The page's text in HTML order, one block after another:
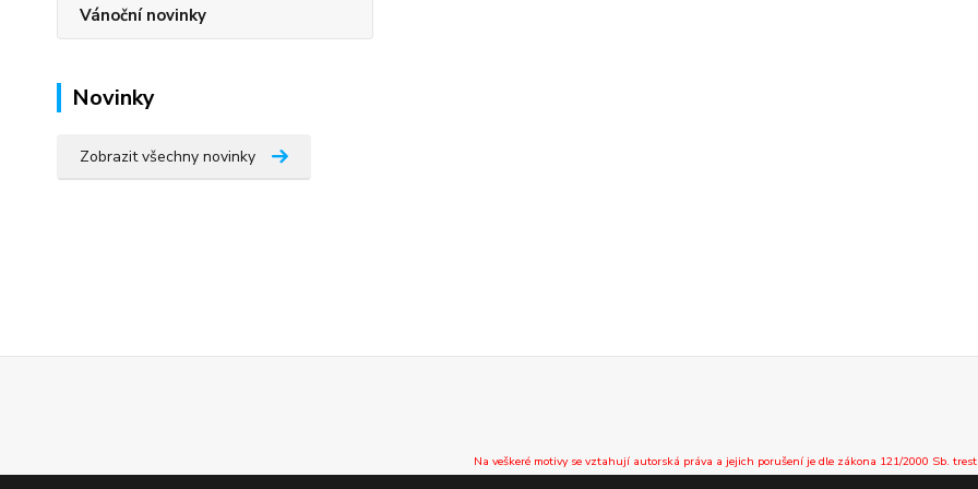
Vánoční novinky
Novinky
Zobrazit všechny novinky
Na veškeré motivy se vztahují autorská práva a jejich porušení je dle zákona 121/2000 Sb.